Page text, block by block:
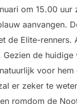
om 15.00 uur
aanvangen.
de Elite-renners.
Gezien de huidige
voor hem
er zeker te
romdom de